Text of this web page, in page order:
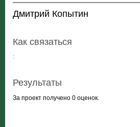
Дмитрий Копытин
Как связаться
:
Результаты
За проект получено 0 оценок.